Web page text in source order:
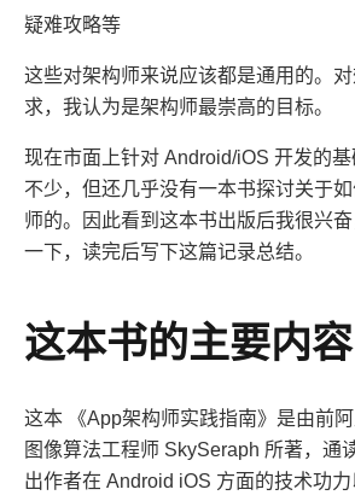
疑难攻略等
这些对架构师来说应该都是通用的。
求，我认为是架构师最崇高的目标。
现在市面上针对 Android/iOS 开发的
不少，但还几乎没有一本书探讨关于
师的。因此看到这本书出版后我很兴
一下，读完后写下这篇记录总结。
这本书的主要内容
这本 《App架构师实践指南》是由前
图像算法工程师 SkySeraph 所著，通
出作者在 Android iOS 方面的技术功